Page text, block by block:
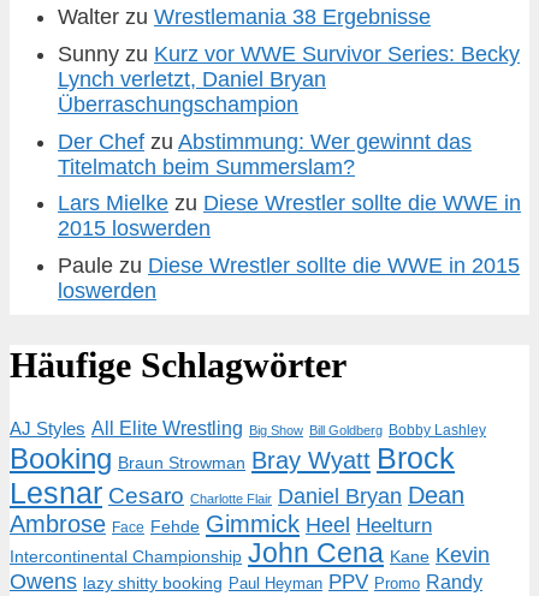
Walter zu Wrestlemania 38 Ergebnisse
Sunny zu Kurz vor WWE Survivor Series: Becky
Lynch verletzt, Daniel Bryan
Überraschungschampion
Der Chef zu Abstimmung: Wer gewinnt das
Titelmatch beim Summerslam?
Lars Mielke zu Diese Wrestler sollte die WWE in
2015 loswerden
Paule zu Diese Wrestler sollte die WWE in 2015
loswerden
Häufige Schlagwörter
AJ Styles All Elite Wrestling Big Show Bill Goldberg Bobby Lashley
Booking Braun Strowman Bray Wyatt Brock
Lesnar Cesaro Charlotte Flair Daniel Bryan Dean
Ambrose Face Fehde Gimmick Heel Heelturn
Intercontinental Championship John Cena Kane Kevin
Owens lazy shitty booking Paul Heyman PPV Promo Randy